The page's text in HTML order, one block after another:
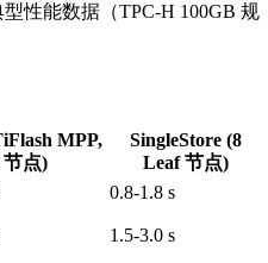
性能数据（TPC-H 100GB 规
MPP,
节点)
SingleStore (8
Leaf 节点)
0.8-1.8 s
1.5-3.0 s